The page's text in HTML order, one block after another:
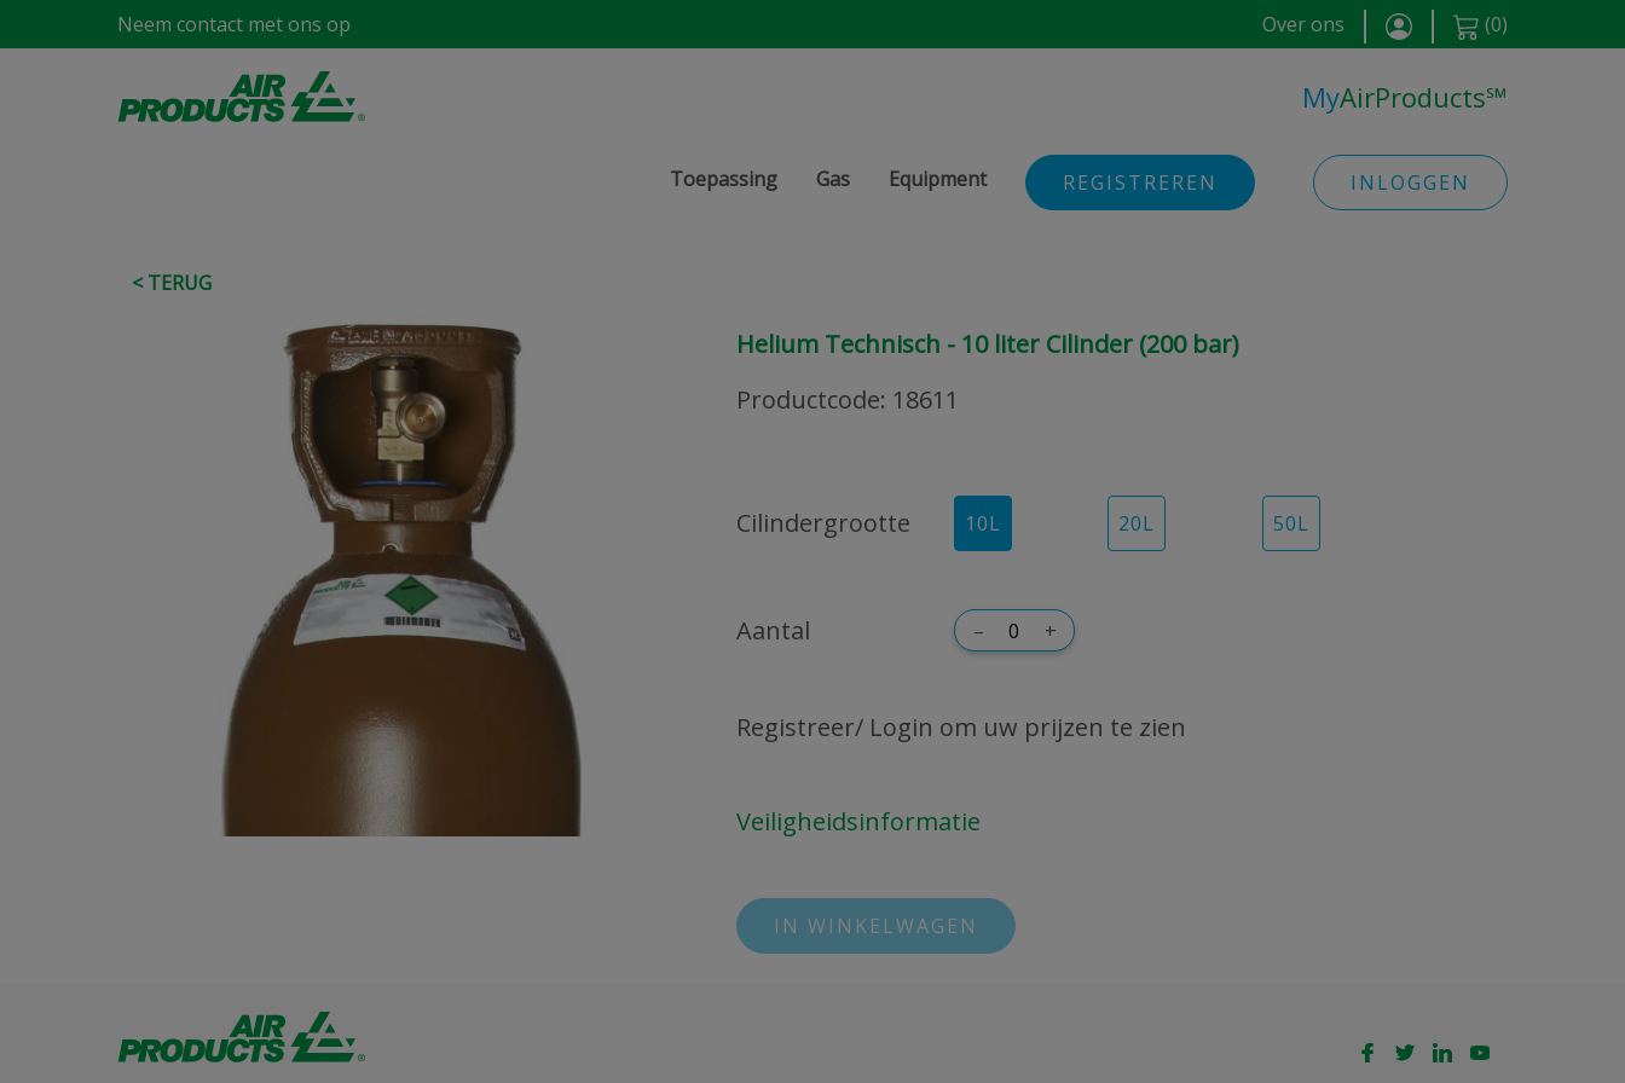
Neem contact met ons op Over ons (0)
MyAirProducts℠
Toepassing Gas Equipment REGISTREREN INLOGGEN
< TERUG
Helium Technisch - 10 liter Cilinder (200 bar)
Productcode: 18611
Cilindergrootte 10L 20L 50L
Aantal – +
Registreer/ Login om uw prijzen te zien
Veiligheidsinformatie
IN WINKELWAGEN